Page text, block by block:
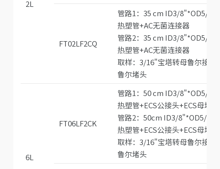
2L
FT02LF2CQ
管路1：35 cm ID3/8"*OD5/
热塑管+AC无菌连接器
管路2：35 cm ID3/8"*OD5/
热塑管+AC无菌连接器
取样：3/16"宝塔转母鲁尔接头
鲁尔堵头
6L
FT06LF2CK
管路1：50 cm ID3/8"*OD5/
热塑管+ECS公接头+ECS母堵头
管路2：50cm ID3/8"*OD5/
热塑管+ECS公接头+ECS母堵头
取样：3/16"宝塔转母鲁尔接头
鲁尔堵头